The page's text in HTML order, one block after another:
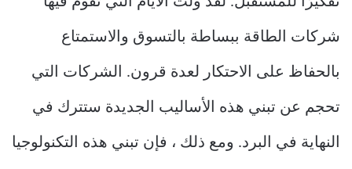
شركات الطاقة ببساطة بالتسوق والاستمتاع
بالحفاظ على الاحتكار لعدة قرون. الشركات التي
تحجم عن تبني هذه الأساليب الجديدة ستترك في
النهاية في البرد. ومع ذلك ، فإن تبني هذه التكنولوجيا